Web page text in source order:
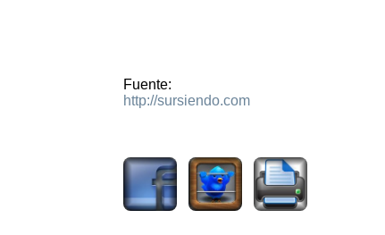
Fuente:
http://sursiendo.com